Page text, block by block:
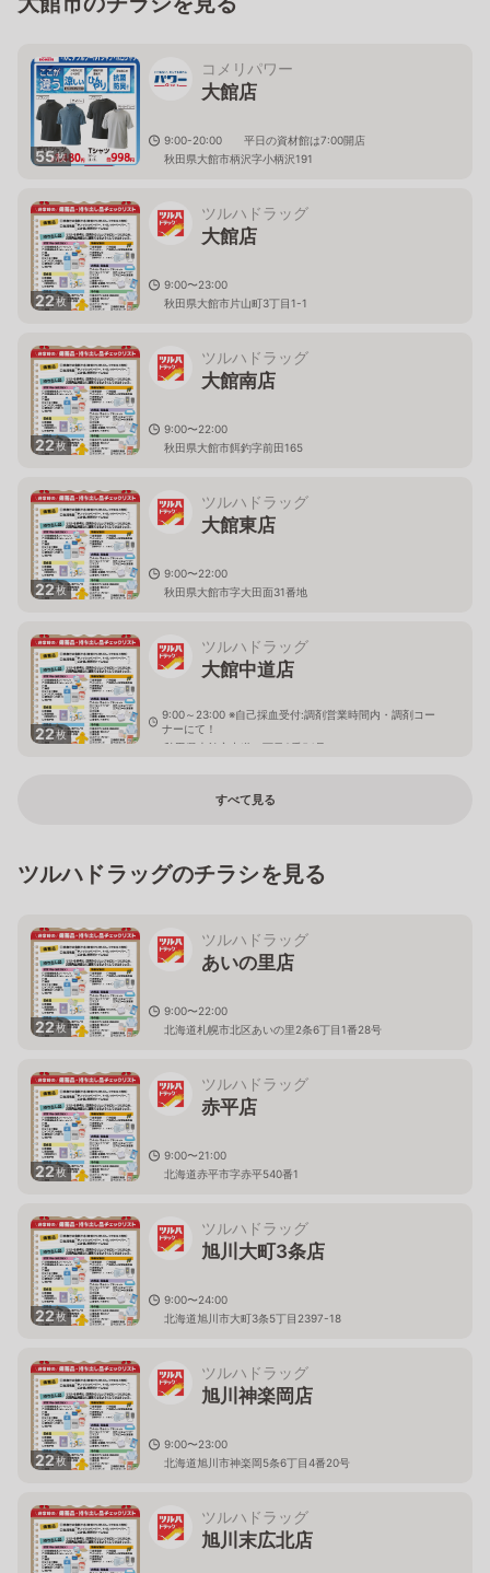
55枚
コメリパワー
大館店
9:00-20:00 平日の資材館は7:00開店
秋田県大館市柄沢字小柄沢191
22枚
ツルハドラッグ
大館店
9:00〜23:00
秋田県大館市片山町3丁目1-1
22枚
ツルハドラッグ
大館南店
9:00〜22:00
秋田県大館市餌釣字前田165
22枚
ツルハドラッグ
大館東店
9:00〜22:00
秋田県大館市字大田面31番地
22枚
ツルハドラッグ
大館中道店
9:00～23:00 ※自己採血受付:調剤営業時間内・調剤コー
ナーにて！
秋田県大館市中道二丁目2番54号
すべて見る
ツルハドラッグのチラシを見る
22枚
ツルハドラッグ
あいの里店
9:00〜22:00
北海道札幌市北区あいの里2条6丁目1番28号
22枚
ツルハドラッグ
赤平店
9:00〜21:00
北海道赤平市字赤平540番1
22枚
ツルハドラッグ
旭川大町3条店
9:00〜24:00
北海道旭川市大町3条5丁目2397-18
22枚
ツルハドラッグ
旭川神楽岡店
9:00〜23:00
北海道旭川市神楽岡5条6丁目4番20号
ツルハドラッグ
旭川末広北店